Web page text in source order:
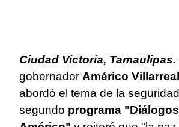
Ciudad Victoria, Tamaulipas.
gobernador Américo
abordó el tema de la
segundo programa